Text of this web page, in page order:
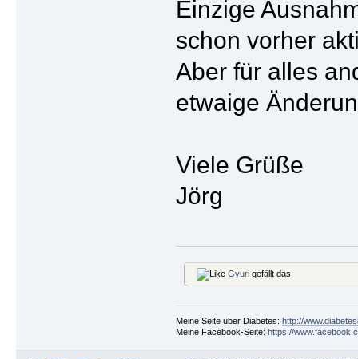
Einzige
schon vorher
Aber für alles
etwaige
Viele Grüße
Jörg
Gyurigefällt das
Meine Seite über Diabetes: http://
Meine Facebook-Seite: https://